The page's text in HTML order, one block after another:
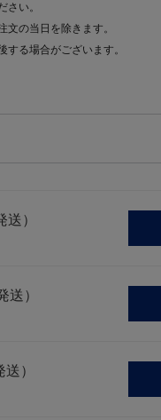
さい。
の当日を除きます。
る場合がございます。
送）
送）
送）